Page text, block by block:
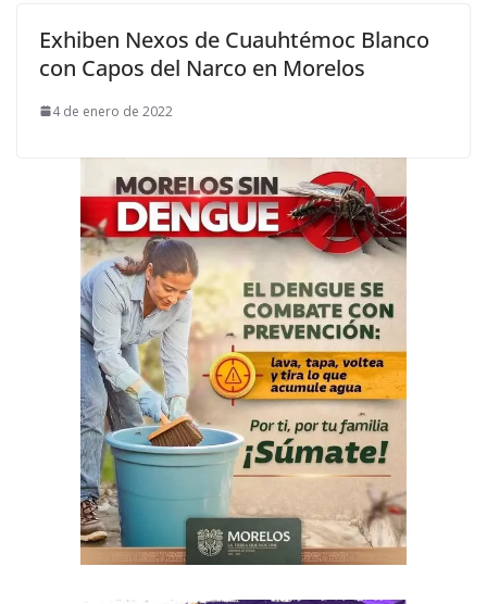
Exhiben Nexos de Cuauhtémoc Blanco
con Capos del Narco en Morelos
4 de enero de 2022